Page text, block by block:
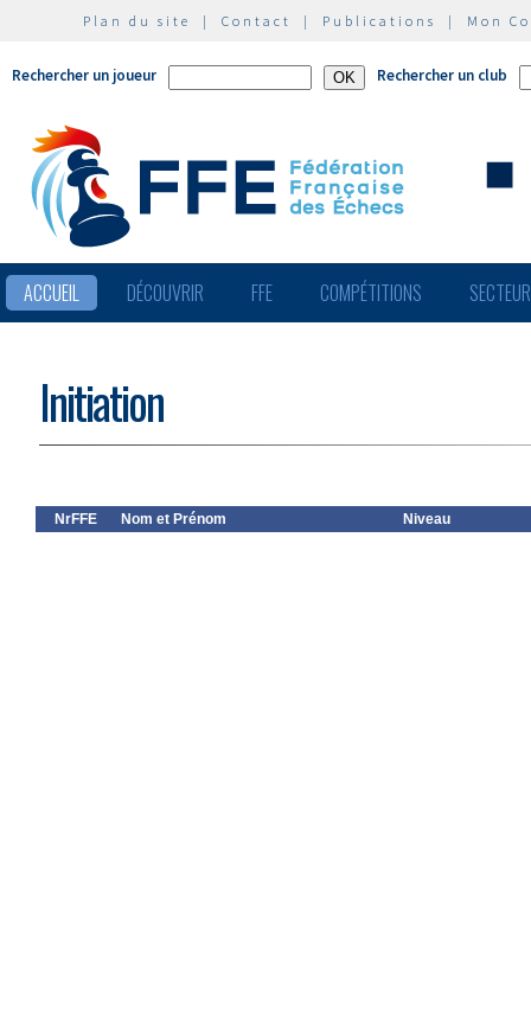
Plan du site | Contact | Publications | Mon
Rechercher un joueur Rechercher un club
ACCUEIL DÉCOUVRIR FFE COMPÉTITIONS
Initiation
NrFFE Nom et Prénom Niveau